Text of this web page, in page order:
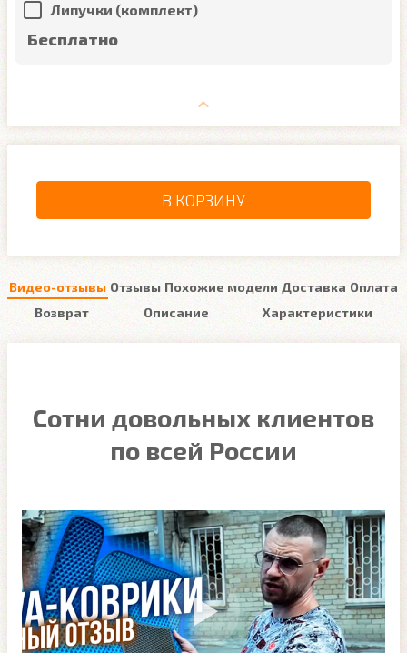
Липучки (комплект)
Бесплатно
В КОРЗИНУ
Видео-отзывы Отзывы Похожие модели Доставка Оплата
Возврат
Описание Характеристики
Сотни довольных клиентов
по всей России